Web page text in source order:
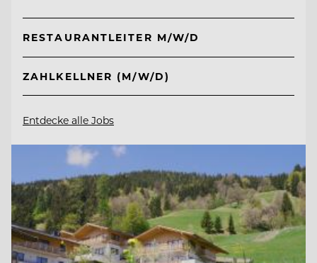
RESTAURANTLEITER M/W/D
ZAHLKELLNER (M/W/D)
Entdecke alle Jobs